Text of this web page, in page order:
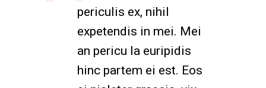
periculis ex, nihil
expetendis in mei. Mei
an pericu la euripidis
hinc partem ei est. Eos